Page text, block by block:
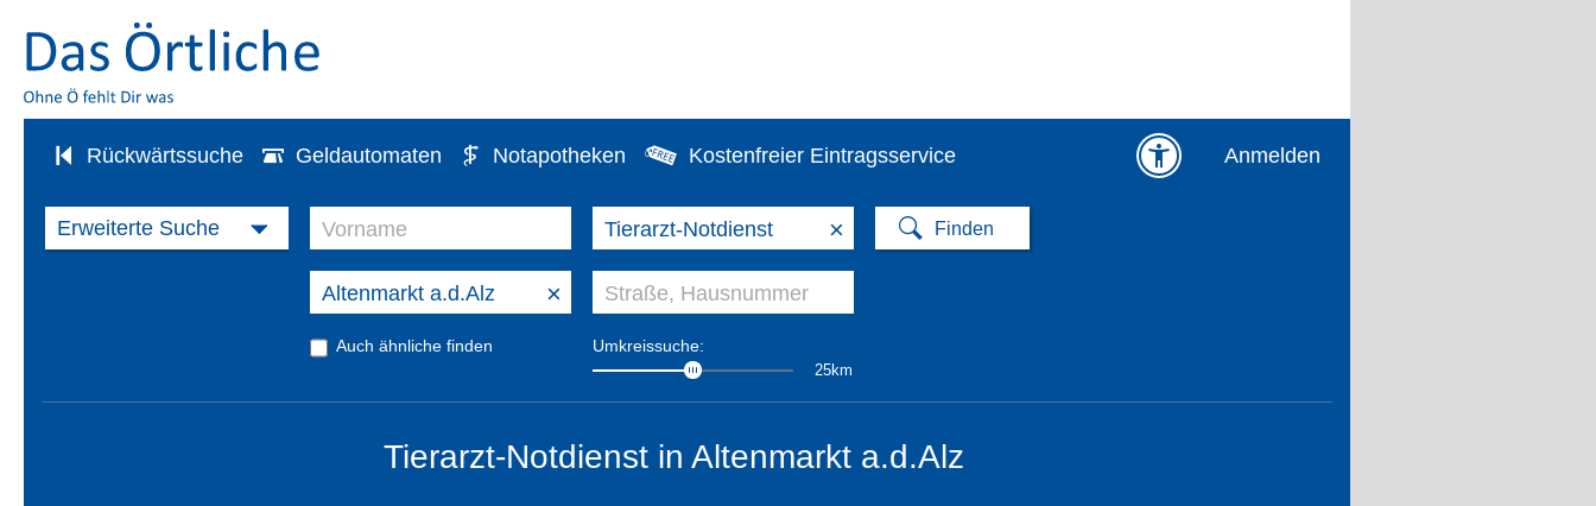
Rückwärtssuche Geldautomaten Notapotheken Kostenfreier Eintragsservice Anmelden
×
×
Auch ähnliche finden Umkreissuche:
25km
Tierarzt-Notdienst in Altenmarkt a.d.Alz